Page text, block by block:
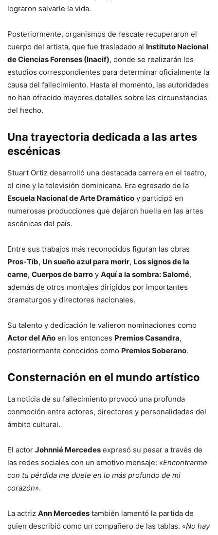
lograron salvarle la vida.
Posteriormente, organismos de rescate recuperaron el
cuerpo del artista, que fue trasladado al Instituto Nacional
de Ciencias Forenses (Inacif), donde se realizarán los
estudios correspondientes para determinar oficialmente la
causa del fallecimiento. Hasta el momento, las autoridades
no han ofrecido mayores detalles sobre las circunstancias
del hecho.
Una trayectoria dedicada a las artes
escénicas
Stuart Ortiz desarrolló una destacada carrera en el teatro,
el cine y la televisión dominicana. Era egresado de la
Escuela Nacional de Arte Dramático y participó en
numerosas producciones que dejaron huella en las artes
escénicas del país.
Entre sus trabajos más reconocidos figuran las obras
Pros-Tíb, Un sueño azul para morir, Los signos de la
carne, Cuerpos de barro y Aquí a la sombra: Salomé,
además de otros montajes dirigidos por importantes
dramaturgos y directores nacionales.
Su talento y dedicación le valieron nominaciones como
Actor del Año en los entonces Premios Casandra,
posteriormente conocidos como Premios Soberano.
Consternación en el mundo artístico
La noticia de su fallecimiento provocó una profunda
conmoción entre actores, directores y personalidades del
ámbito cultural.
El actor Johnnié Mercedes expresó su pesar a través de
las redes sociales con un emotivo mensaje: «Encontrarme
con tu pérdida me duele en lo más profundo de mi
corazón».
La actriz Ann Mercedes también lamentó la partida de
quien describió como un compañero de las tablas. «No hay